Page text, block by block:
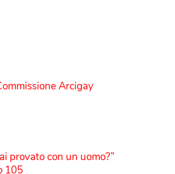
Arcigay
provato con un uomo?”
105